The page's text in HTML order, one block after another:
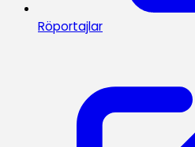
Röportajlar